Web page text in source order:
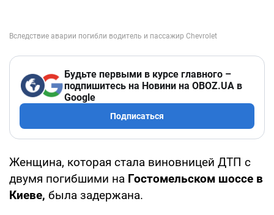
Будьте первыми в курсе главного –
подпишитесь на Новини на OBOZ.UA в
Google
Подписаться
Женщина, которая стала виновницей ДТП с
двумя погибшими на Гостомельском шоссе в
Киеве, была задержана.